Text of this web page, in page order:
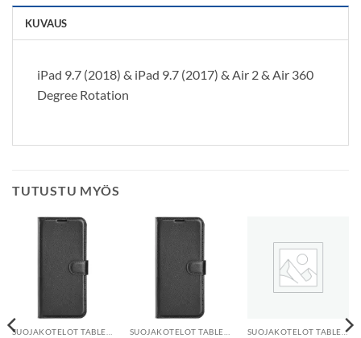
KUVAUS
iPad 9.7 (2018) & iPad 9.7 (2017) & Air 2 & Air 360
Degree Rotation
TUTUSTU MYÖS
SUOJAKOTELOT TABLETTEIHIN